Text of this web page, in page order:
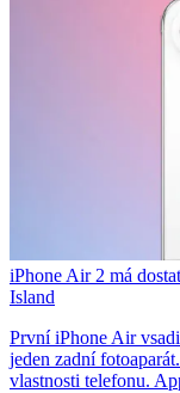
iPhone Air 2 má
Island
První iPhone Air
jeden zadní
vlastnosti telefonu.